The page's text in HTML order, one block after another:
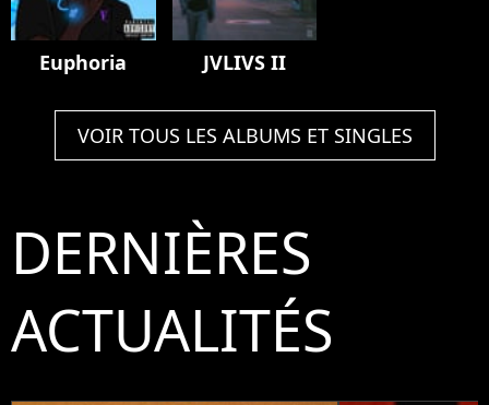
Euphoria JVLIVS II
VOIR TOUS LES ALBUMS ET SINGLES
DERNIÈRES
ACTUALITÉS